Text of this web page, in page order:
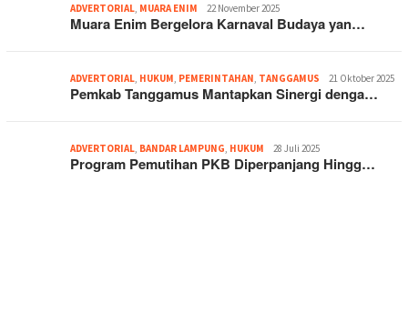
ADVERTORIAL, MUARA ENIM 22 November 2025
Muara Enim Bergelora Karnaval Budaya yan…
ADVERTORIAL, HUKUM, PEMERINTAHAN, TANGGAMUS 21 Oktober 2025
Pemkab Tanggamus Mantapkan Sinergi denga…
ADVERTORIAL, BANDAR LAMPUNG, HUKUM 28 Juli 2025
Program Pemutihan PKB Diperpanjang Hingg…